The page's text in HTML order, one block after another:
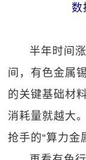
数
半年时间
间，有色金属
的关键基础材
消耗量就越大
抢手的“算力金